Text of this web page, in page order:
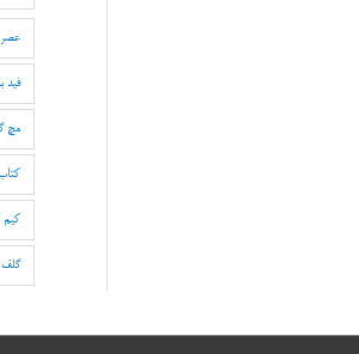
فید
مچ
کیم
گلف